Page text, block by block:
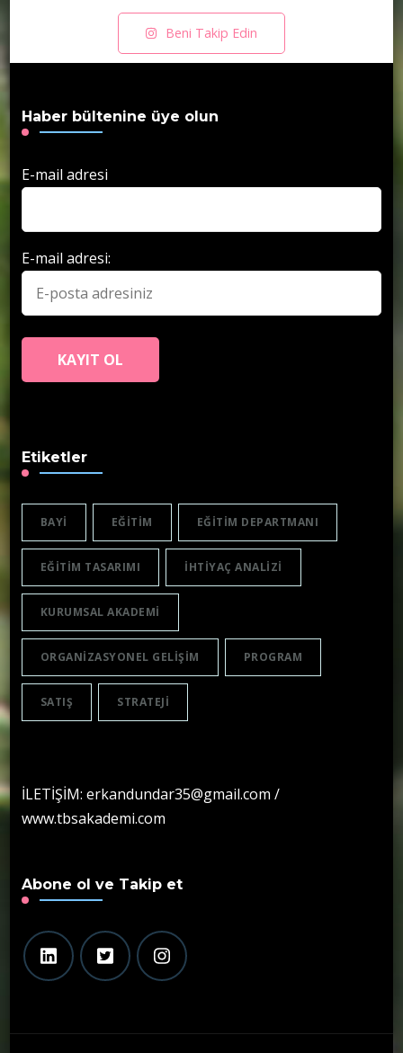
Beni Takip Edin
Haber bültenine üye olun
E-mail adresi
E-mail adresi:
Etiketler
BAYI EĞITIM EĞITIM DEPARTMANI
EĞITIM TASARIMI IHTIYAÇ ANALIZI
KURUMSAL AKADEMI
ORGANIZASYONEL GELIŞIM PROGRAM
SATIŞ STRATEJI
İLETİŞİM: erkandundar35@gmail.com /
www.tbsakademi.com
Abone ol ve Takip et